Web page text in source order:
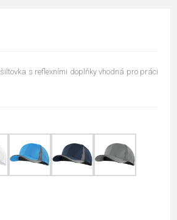
s reflexními doplňky vhodná pro práci